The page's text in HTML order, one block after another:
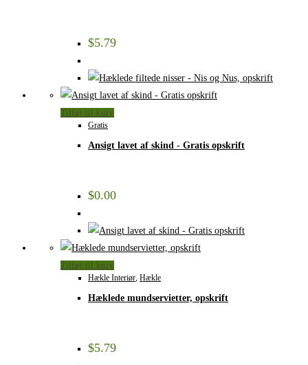
$5.79
Tilføj til kurv
Gratis
Ansigt lavet af skind - Gratis opskrift
$0.00
Tilføj til kurv
Hækle Interiør, Hækle
Hæklede mundservietter, opskrift
$5.79